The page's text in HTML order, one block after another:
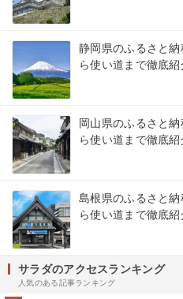
静岡県のふるさと
ら使い道まで徹底紹
岡山県のふるさと
ら使い道まで徹底紹
島根県のふるさと
ら使い道まで徹底紹
サラダのアクセスランキング
人気のある記事ランキング